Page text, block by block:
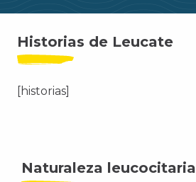
Historias de Leucate
[historias]
Naturaleza leucocitaria